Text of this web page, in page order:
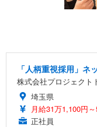
「人柄重視採用」
株式会社プロジェクト
埼玉県
月給31万1,100円
正社員